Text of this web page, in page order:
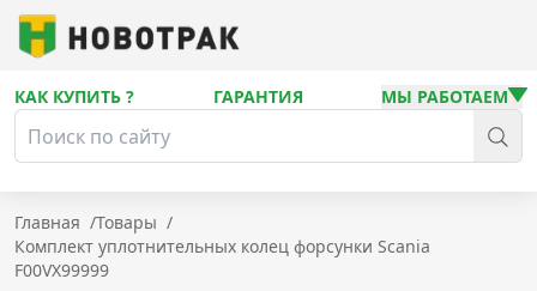
КАК КУПИТЬ ? ГАРАНТИЯ МЫ РАБОТАЕМ
Главная /Товары /
Комплект уплотнительных колец форсунки Scania
F00VX99999